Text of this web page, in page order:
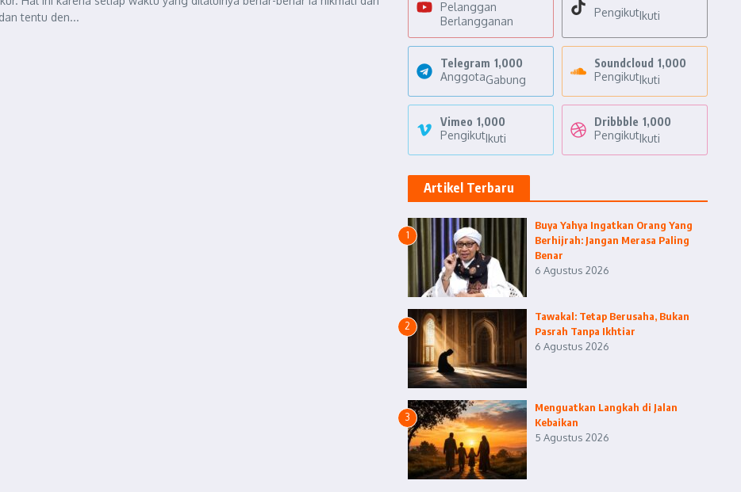
tentu den...
Pelanggan
Berlangganan
PengikutIkuti
Telegram 1,000
AnggotaGabung
Soundcloud 1,000
PengikutIkuti
Vimeo 1,000
PengikutIkuti
Dribbble 1,000
PengikutIkuti
Artikel Terbaru
1
Buya Yahya Ingatkan Orang Yang
Berhijrah: Jangan Merasa Paling
Benar
6 Agustus 2026
2
Tawakal: Tetap Berusaha, Bukan
Pasrah Tanpa Ikhtiar
6 Agustus 2026
3
Menguatkan Langkah di Jalan
Kebaikan
5 Agustus 2026